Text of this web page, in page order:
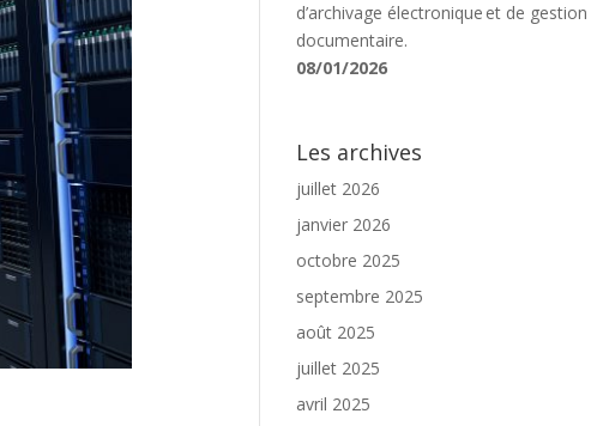
d’archivage électronique et de gestion
documentaire.
08/01/2026
Les archives
juillet 2026
janvier 2026
octobre 2025
septembre 2025
août 2025
juillet 2025
avril 2025